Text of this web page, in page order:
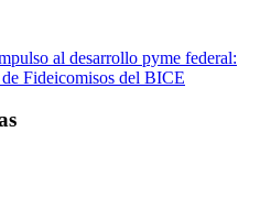
al desarrollo pyme federal:
Fideicomisos del BICE